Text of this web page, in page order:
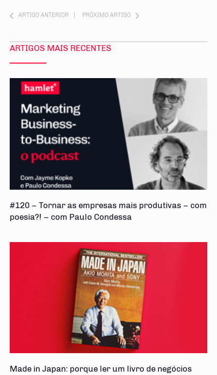
ARTIGO ANTERIOR PRÓXIMO ARTIGO
ARTIGOS MAIS RECENTES
#120 – Tornar as empresas mais produtivas – com
poesia?! – com Paulo Condessa
Made in Japan: porque ler um livro de negócios